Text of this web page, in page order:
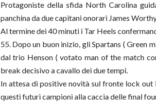
Protagoniste della sfida North Carolina
panchina da due capitani onorari James
Al termine dei 40 minuti i Tar Heels
55. Dopo un buon inizio, gli Spartans ( Green
dal trio Henson ( votato man of the match
break decisivo a cavallo dei due tempi.
In attesa di positive novità sul fronte lock
questi futuri campioni alla caccia delle final